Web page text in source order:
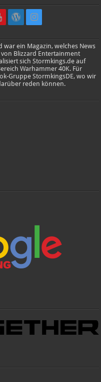
ein Magazin, welches News
Blizzard Entertainment
sich Stormkings.de auf
Warhammer 40K. Für
Gruppe StormkingsDE, wo wir
reden können.